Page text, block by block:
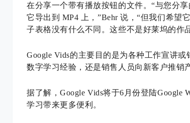
在分享一个带有播放按钮的文件。“与您分
它导出到 MP4 上，”Behr 说，“但我们希望
子表格没有什么不同。这些不是好莱坞的
Google Vids的主要目的是为各种工作宣讲
数字学习经验，还是销售人员向新客户推销
据了解，Google Vids将于6月份登陆Google
学习带来更多便利。